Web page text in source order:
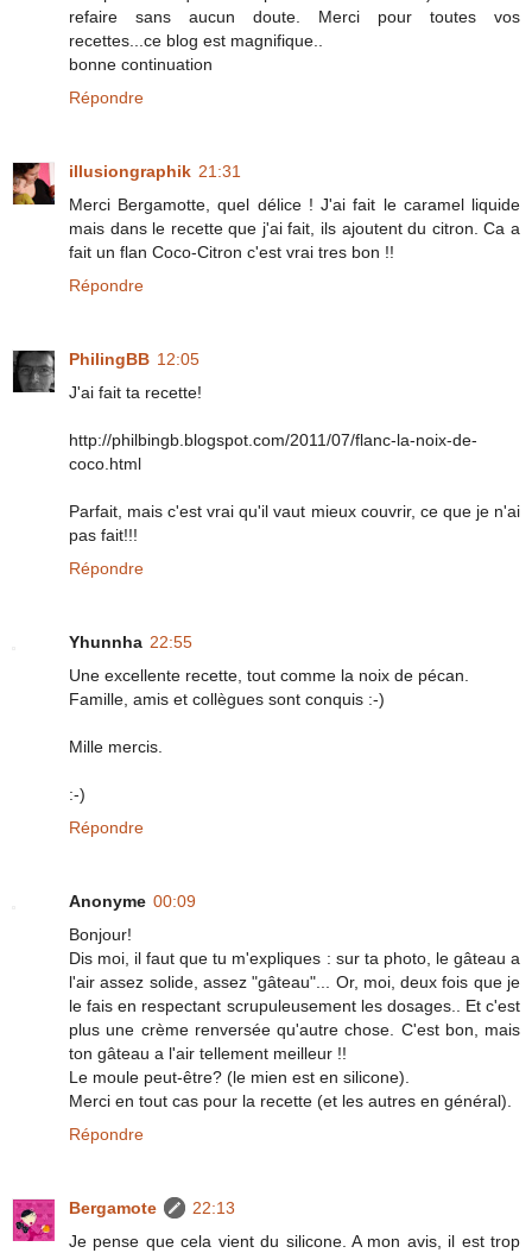
refaire sans aucun doute. Merci pour toutes vos
recettes...ce blog est magnifique..
bonne continuation
Répondre
illusiongraphik 21:31
Merci Bergamotte, quel délice ! J'ai fait le caramel liquide
mais dans le recette que j'ai fait, ils ajoutent du citron. Ca a
fait un flan Coco-Citron c'est vrai tres bon !!
Répondre
PhilingBB 12:05
J'ai fait ta recette!
http://philbingb.blogspot.com/2011/07/flanc-la-noix-de-
coco.html
Parfait, mais c'est vrai qu'il vaut mieux couvrir, ce que je n'ai
pas fait!!!
Répondre
Yhunnha 22:55
Une excellente recette, tout comme la noix de pécan.
Famille, amis et collègues sont conquis :-)
Mille mercis.
:-)
Répondre
Anonyme 00:09
Bonjour!
Dis moi, il faut que tu m'expliques : sur ta photo, le gâteau a
l'air assez solide, assez "gâteau"... Or, moi, deux fois que je
le fais en respectant scrupuleusement les dosages.. Et c'est
plus une crème renversée qu'autre chose. C'est bon, mais
ton gâteau a l'air tellement meilleur !!
Le moule peut-être? (le mien est en silicone).
Merci en tout cas pour la recette (et les autres en général).
Répondre
Bergamote
22:13
Je pense que cela vient du silicone. A mon avis, il est trop